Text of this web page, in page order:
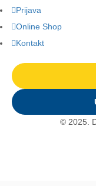
Prijava
Online Shop
Kontakt
© 2025.